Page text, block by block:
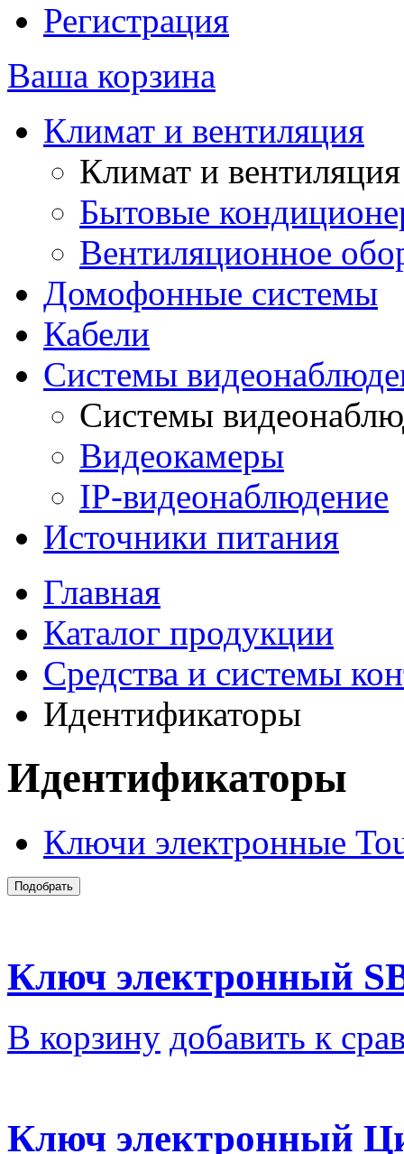
Регистрация
Ваша корзина
Климат и вентиляция
Климат и вентиляция
Бытовые
Вентиляционное
Домофонные системы
Кабели
Системы
Системы
Видеокамеры
IP-видеонаблюдение
Источники питания
Главная
Каталог продукции
Средства и системы
Идентификаторы
Идентификаторы
Ключи электронные
Ключ электронный
В корзину добавить к
Ключ электронный